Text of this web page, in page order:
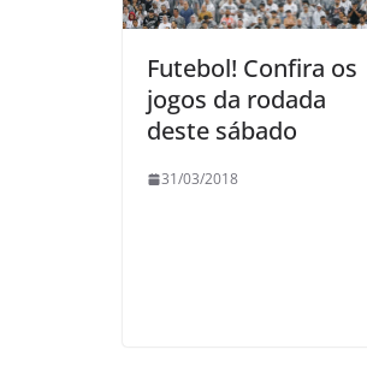
Futebol! Confira os
jogos da rodada
deste sábado
31/03/2018